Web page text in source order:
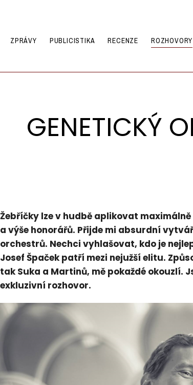
ZPRÁVY PUBLICISTIKA RECENZE ROZHOVORY
GENETICKÝ
Žebříčky lze v hudbě aplikovat
a výše honorářů. Přijde mi absurdní
orchestrů. Nechci vyhlašovat, kdo je
Josef Špaček patří mezi nejužší elitu.
tak Suka a Martinů, mě pokaždé okouzlí.
exkluzivní rozhovor.